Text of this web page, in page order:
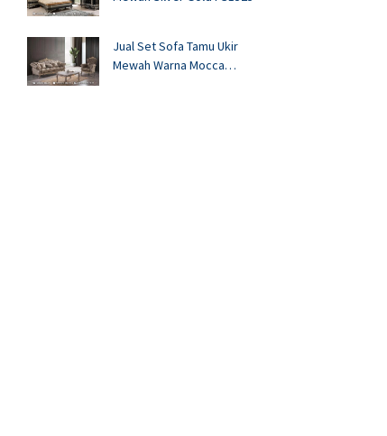
Jual Set Sofa Tamu Ukir
Mewah Warna Mocca